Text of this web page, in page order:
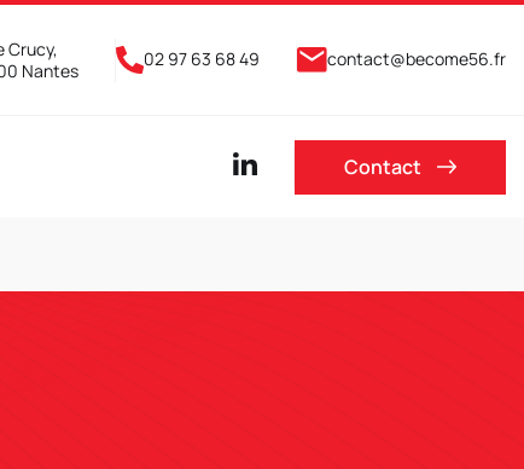
Crucy,
Nantes
02 97 63 68 49 contact@become56.fr
Contact